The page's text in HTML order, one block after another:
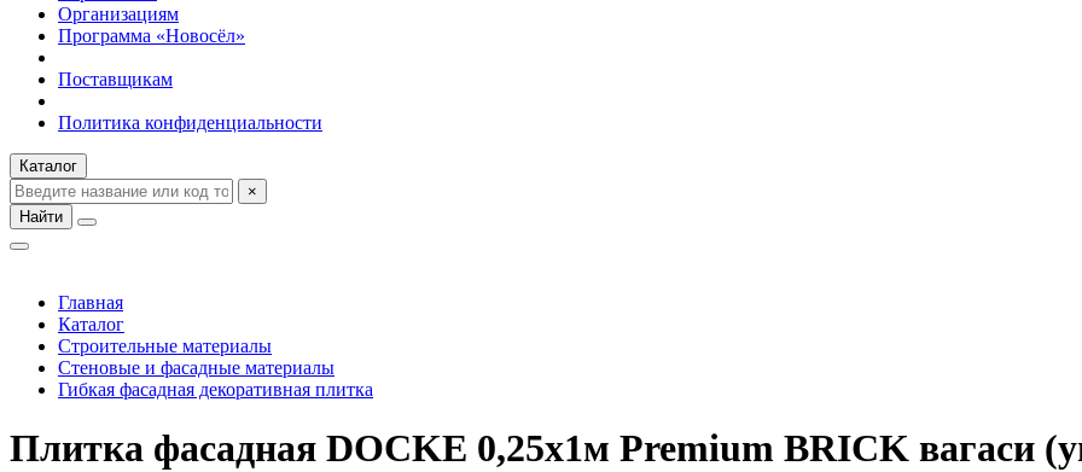
Организациям
Программа «Новосёл»
Поставщикам
Политика конфиденциальности
Каталог
×
Найти
Главная
Каталог
Строительные материалы
Стеновые и фасадные материалы
Гибкая фасадная декоративная плитка
Плитка фасадная DOCKE 0,25х1м Premium BRICK вагаси